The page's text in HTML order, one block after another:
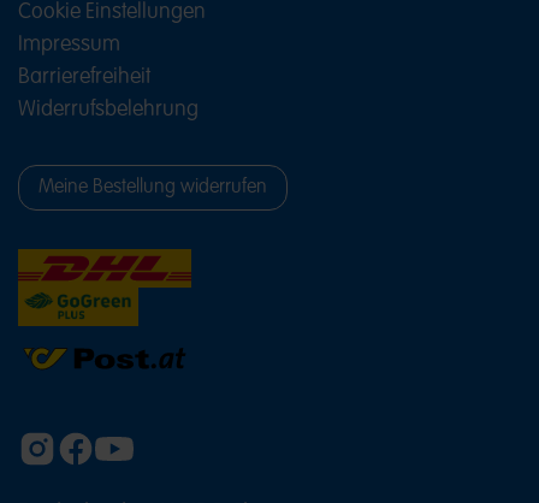
Cookie Einstellungen
Impressum
Barrierefreiheit
Widerrufsbelehrung
Meine Bestellung widerrufen